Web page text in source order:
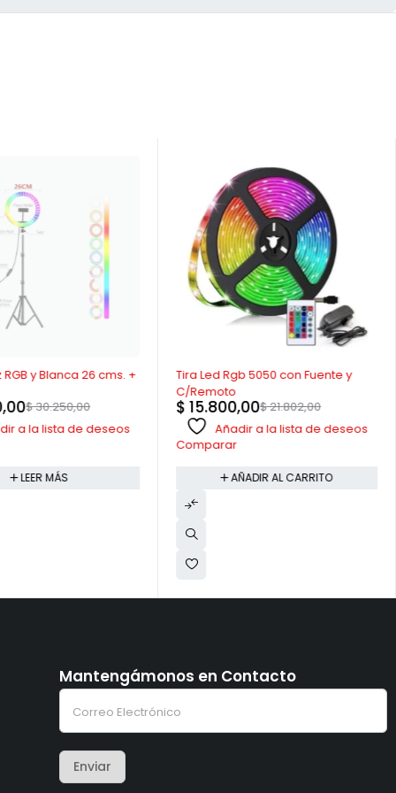
RGB y Blanca 26 cms. +
$30.250,00
a la lista de deseos
LEER MÁS
-28%
Tira Led Rgb 5050 con Fuente y
C/Remoto
$21.802,00
$ 15.800,00
Añadir a la lista de deseos
Comparar
AÑADIR AL CARRITO
Mantengámonos en Contacto
C
o
r
o
l
C
e
e
Enviar